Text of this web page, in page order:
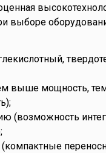
выборе
выше мощность,
(возможность